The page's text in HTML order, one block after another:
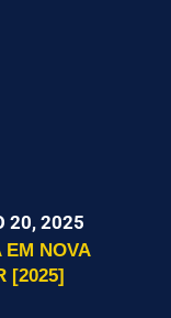
20, 2025
NOVA
[2025]